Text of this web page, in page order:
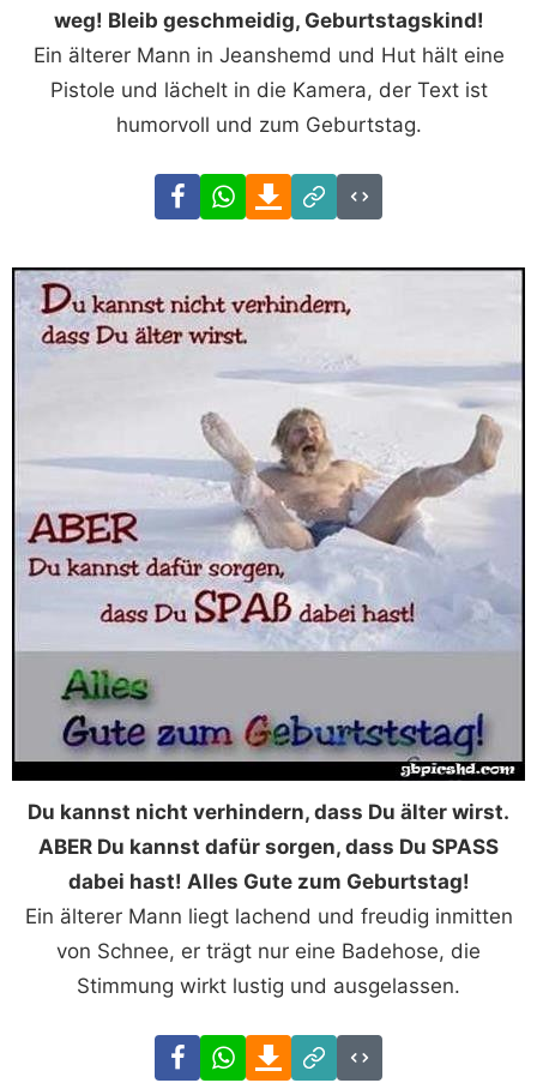
weg! Bleib geschmeidig, Geburtstagskind!
Ein älterer Mann in Jeanshemd und Hut hält eine
Pistole und lächelt in die Kamera, der Text ist
humorvoll und zum Geburtstag.
FacebookWhatsAppDownload
Link
Code
Du kannst nicht verhindern, dass Du älter wirst.
ABER Du kannst dafür sorgen, dass Du SPASS
dabei hast! Alles Gute zum Geburtstag!
Ein älterer Mann liegt lachend und freudig inmitten
von Schnee, er trägt nur eine Badehose, die
Stimmung wirkt lustig und ausgelassen.
FacebookWhatsAppDownload
Link
Code